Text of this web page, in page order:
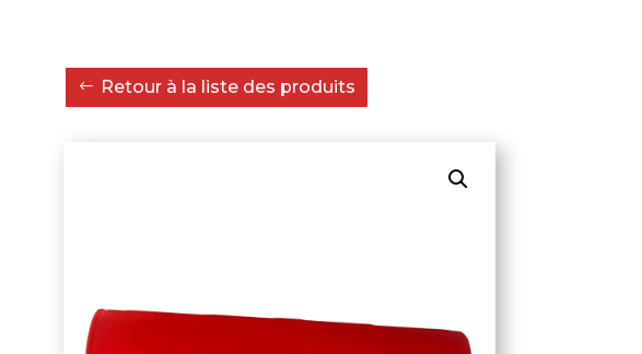
Retour à la liste des produits